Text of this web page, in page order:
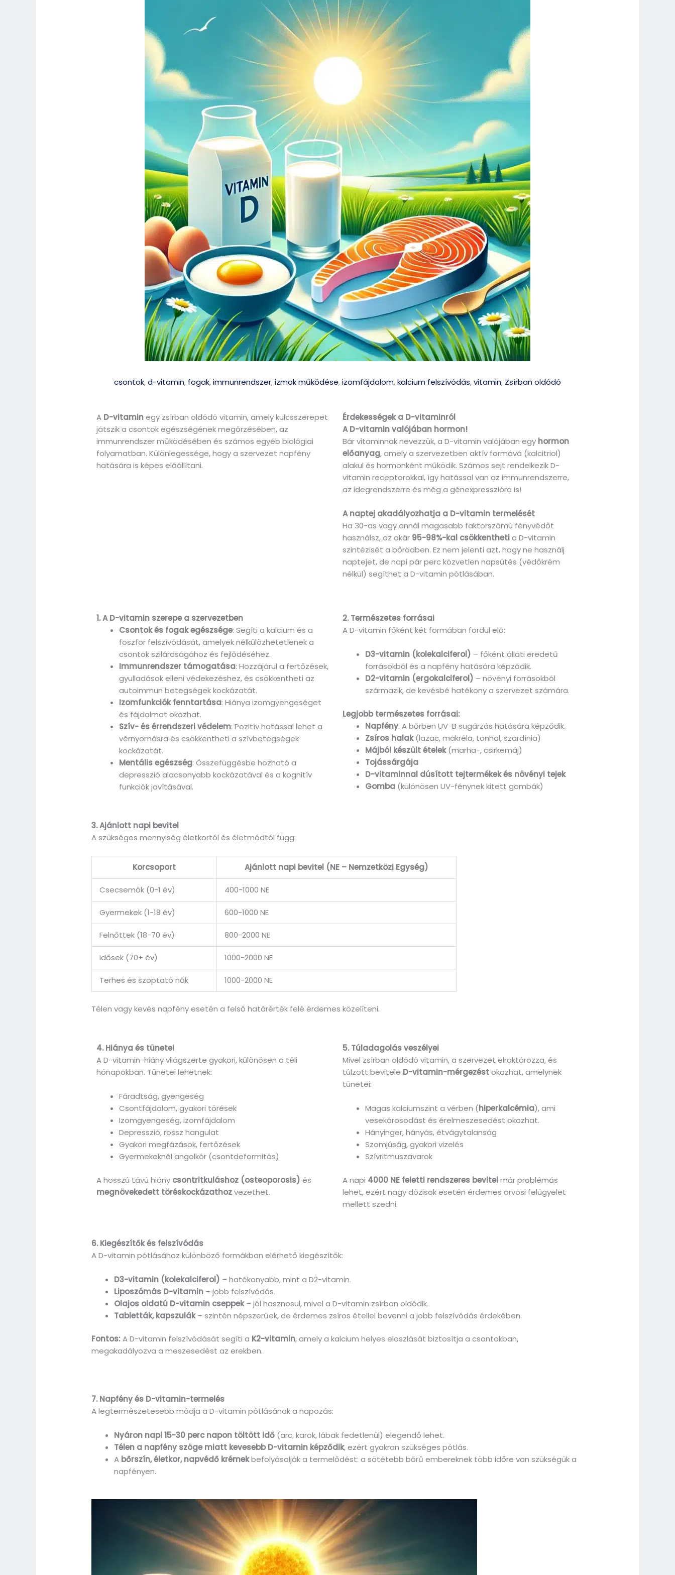
csontok,d-vitamin, fogak,immunrendszer,izmok működése,izomfájdalom,kalcium felszívódás,vitamin, Zsírban oldódó
A D-vitaminegy zsírban oldódó vitamin, amely kulcsszerepet
játszik a csontok egészségének megőrzésében, az
immunrendszer működésében és számos egyéb biológiai
folyamatban. Különlegessége, hogy a szervezet napfény
hatására is képes előállítani.
Érdekességek a D-vitaminról
A D-vitamin valójában hormon!
Bár vitaminnak nevezzük, a D-vitamin valójában egy hormon
előanyag, amely a szervezetben aktív formává (kalcitriol)
alakul és hormonként működik. Számos sejt rendelkezik D-
vitamin receptorokkal, így hatással van az immunrendszerre,
az idegrendszerre és még a génexpresszióra is!
A naptej akadályozhatja a D-vitamin termelését
Ha 30-as vagy annál magasabb faktorszámú fényvédőt
használsz, az akár 95-98%-kal csökkenthetia D-vitamin
szintézisét a bőrödben. Ez nem jelenti azt, hogy ne használj
naptejet, de napi pár perc közvetlen napsütés (védőkrém
nélkül) segíthet a D-vitamin pótlásában.
1. A D-vitamin szerepe a szervezetben
Csontok és fogak egészsége: Segíti a kalcium és a
foszfor felszívódását, amelyek nélkülözhetetlenek a
csontok szilárdságához és fejlődéséhez.
Immunrendszer támogatása: Hozzájárul a fertőzések,
gyulladások elleni védekezéshez, és csökkentheti az
autoimmun betegségek kockázatát.
Izomfunkciók fenntartása: Hiánya izomgyengeséget
és fájdalmat okozhat.
Szív- és érrendszeri védelem: Pozitív hatással lehet a
vérnyomásra és csökkentheti a szívbetegségek
kockázatát.
Mentális egészség: Összefüggésbe hozható a
depresszió alacsonyabb kockázatával és a kognitív
funkciók javításával.
2. Természetes forrásai
A D-vitamin főként két formában fordul elő:
D3-vitamin (kolekalciferol) – főként állati eredetű
forrásokból és a napfény hatására képződik.
D2-vitamin (ergokalciferol) – növényi forrásokból
származik, de kevésbé hatékony a szervezet számára.
Legjobb természetes forrásai:
Napfény: A bőrben UV-B sugárzás hatására képződik.
Zsíros halak(lazac, makréla, tonhal, szardínia)
Májból készült ételek(marha-, csirkemáj)
Tojássárgája
D-vitaminnal dúsított tejtermékek és növényi tejek
Gomba (különösen UV-fénynek kitett gombák)
3. Ajánlott napi bevitel
A szükséges mennyiség életkortól és életmódtól függ:
Korcsoport Ajánlott napi bevitel (NE – Nemzetközi Egység)
Csecsemők (0-1 év) 400-1000 NE
Gyermekek (1-18 év) 600-1000 NE
Felnőttek (18-70 év) 800-2000 NE
Idősek (70+ év) 1000-2000 NE
Terhes és szoptató nők 1000-2000 NE
Télen vagy kevés napfény esetén a felső határérték felé érdemes közelíteni.
4. Hiánya és tünetei
A D-vitamin-hiány világszerte gyakori, különösen a téli
hónapokban. Tünetei lehetnek:
Fáradtság, gyengeség
Csontfájdalom, gyakori törések
Izomgyengeség, izomfájdalom
Depresszió, rossz hangulat
Gyakori megfázások, fertőzések
Gyermekeknél angolkór (csontdeformitás)
A hosszú távú hiány csontritkuláshoz (osteoporosis) és
megnövekedett töréskockázathozvezethet.
5. Túladagolás veszélyei
Mivel zsírban oldódó vitamin, a szervezet elraktározza, és
túlzott bevitele D-vitamin-mérgezéstokozhat, amelynek
tünetei:
Magas kalciumszint a vérben (hiperkalcémia), ami
vesekárosodást és érelmeszesedést okozhat.
Hányinger, hányás, étvágytalanság
Szomjúság, gyakori vizelés
Szívritmuszavarok
A napi 4000 NE feletti rendszeres bevitelmár problémás
lehet, ezért nagy dózisok esetén érdemes orvosi felügyelet
mellett szedni.
6. Kiegészítők és felszívódás
A D-vitamin pótlásához különböző formákban elérhető kiegészítők:
D3-vitamin (kolekalciferol) – hatékonyabb, mint a D2-vitamin.
Liposzómás D-vitamin – jobb felszívódás.
Olajos oldatú D-vitamin cseppek– jól hasznosul, mivel a D-vitamin zsírban oldódik.
Tabletták, kapszulák– szintén népszerűek, de érdemes zsíros étellel bevenni a jobb felszívódás érdekében.
Fontos:A D-vitamin felszívódását segíti a K2-vitamin, amely a kalcium helyes eloszlását biztosítja a csontokban,
megakadályozva a meszesedést az erekben.
7. Napfény és D-vitamin-termelés
A legtermészetesebb módja a D-vitamin pótlásának a napozás:
Nyáron napi 15-30 perc napon töltött idő (arc, karok, lábak fedetlenül) elegendő lehet.
Télen a napfény szöge miatt kevesebb D-vitamin képződik, ezért gyakran szükséges pótlás.
A bőrszín, életkor, napvédő krémekbefolyásolják a termelődést: a sötétebb bőrű embereknek több időre van szükségük a
napfényen.